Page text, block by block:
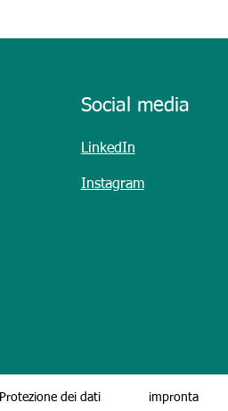
Social media
LinkedIn
Instagram
Protezione dei dati impronta